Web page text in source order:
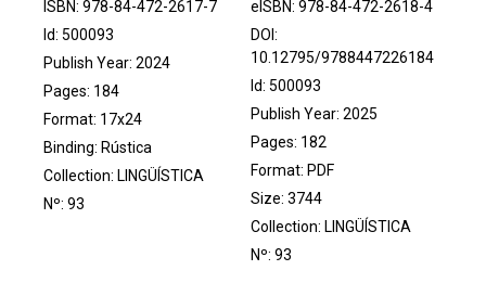
ISBN: 978-84-472-2617-7
Id: 500093
Publish Year: 2024
Pages: 184
Format: 17x24
Binding: Rústica
Collection: LINGÜÍSTICA
Nº: 93
eISBN: 978-84-472-2618-4
DOI:
10.12795/9788447226184
Id: 500093
Publish Year: 2025
Pages: 182
Format: PDF
Size: 3744
Collection: LINGÜÍSTICA
Nº: 93